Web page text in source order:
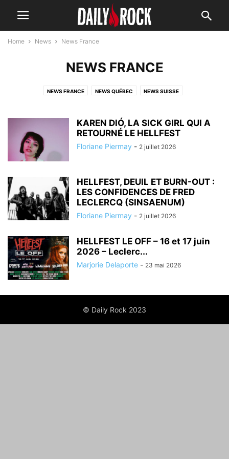
Home News News France
NEWS FRANCE
NEWS FRANCE NEWS QUÉBEC NEWS SUISSE
KAREN DIÓ, LA SICK GIRL QUI A
RETOURNÉ LE HELLFEST
Floriane Piermay - 2 juillet 2026
HELLFEST, DEUIL ET BURN-OUT :
LES CONFIDENCES DE FRED
LECLERCQ (SINSAENUM)
Floriane Piermay - 2 juillet 2026
HELLFEST LE OFF – 16 et 17 juin
2026 – Leclerc...
Marjorie Delaporte - 23 mai 2026
© Daily Rock 2023